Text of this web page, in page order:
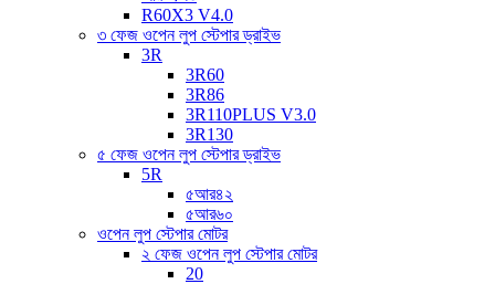
R60X3 V4.0
৩ ফেজ ওপেন লুপ স্টেপার ড্রাইভ
3R
3R60
3R86
3R110PLUS V3.0
3R130
৫ ফেজ ওপেন লুপ স্টেপার ড্রাইভ
5R
৫আর৪২
৫আর৬০
ওপেন লুপ স্টেপার মোটর
২ ফেজ ওপেন লুপ স্টেপার মোটর
20